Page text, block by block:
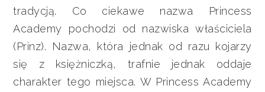
tradycją. Co ciekawe nazwa Princess
Academy pochodzi od nazwiska właściciela
(Prinz). Nazwa, która jednak od razu kojarzy
się z księżniczką, trafnie jednak oddaje
charakter tego miejsca. W Princess Academy